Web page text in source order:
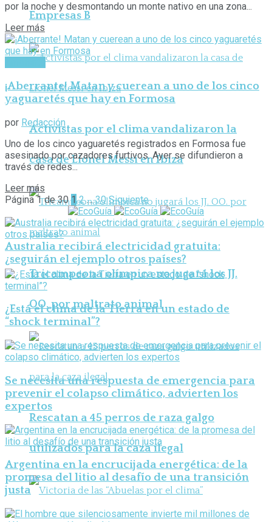
Empresas B
Activistas por el clima vandalizaron la
casa de Lionel Messi en Ibiza
Tricampeona olímpica no jugará los JJ.
OO. por maltrato animal
Rescatan a 45 perros de raza galgo
utilizados para la caza ilegal
por la noche y desmontando un monte nativo en una zona...
Leer más
¡Aberrante! Matan y cuerean a uno de los cinco
yaguaretés que hay en Formosa
por Redacción
Uno de los cinco yaguaretés registrados en Formosa fue
asesinado por cazadores furtivos. Ayer se difundieron a
través de redes...
Leer más
Página 1 de 30 1 2 … 30 Siguiente
Australia recibirá electricidad gratuita:
¿seguirán el ejemplo otros países?
¿Está el clima de la Tierra en un estado de
“shock terminal”?
Se necesita una respuesta de emergencia para
prevenir el colapso climático, advierten los
expertos
Argentina en la encrucijada energética: de la
promesa del litio al desafío de una transición
justa